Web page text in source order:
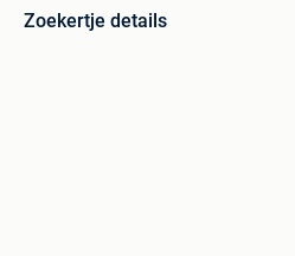
Zoekertje details